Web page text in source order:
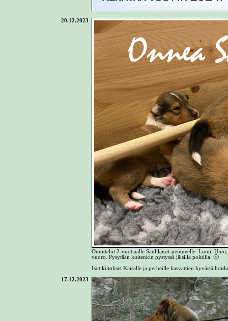
20.12.2023
Onnittelut 2-vuotiaalle Saulilaiset-pentueelle: Lumi,
vuoro. Pysytään kuitenkin pystyssä jäisillä poluilla. 🙂
Isot kiitokset Kaisalle ja perheille kasvattien hyvästä
17.12.2023